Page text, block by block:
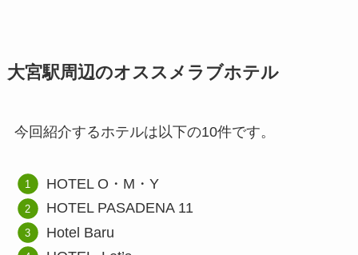
大宮駅周辺のオススメラブホテル
今回紹介するホテルは以下の10件です。
HOTEL O・M・Y
HOTEL PASADENA 11
Hotel Baru